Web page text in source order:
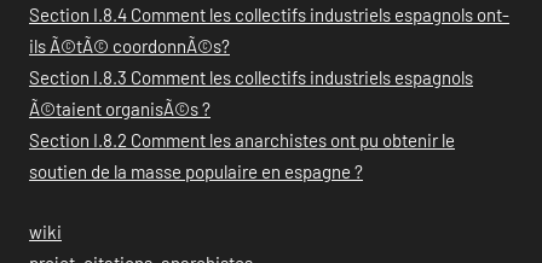
Section I.8.4 Comment les collectifs industriels espagnols ont-
ils Ã©tÃ© coordonnÃ©s?
Section I.8.3 Comment les collectifs industriels espagnols
Ã©taient organisÃ©s ?
Section I.8.2 Comment les anarchistes ont pu obtenir le
soutien de la masse populaire en espagne ?
wiki